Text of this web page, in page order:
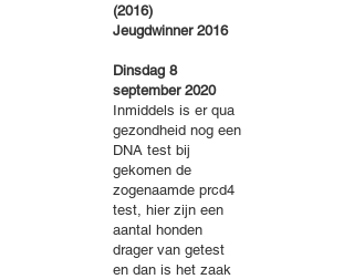
(2016)
Jeugdwinner 2016
Dinsdag 8
september 2020
Inmiddels is er qua
gezondheid nog een
DNA test bij
gekomen de
zogenaamde prcd4
test, hier zijn een
aantal honden
drager van getest
en dan is het zaak